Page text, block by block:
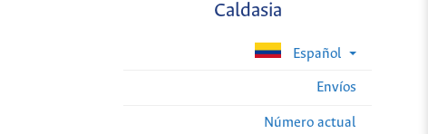
Caldasia
Español
Envíos
Número actual